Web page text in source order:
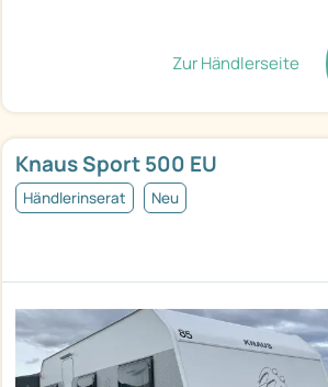
Zur Händlerseite
Knaus Sport 500 EU
Händlerinserat Neu